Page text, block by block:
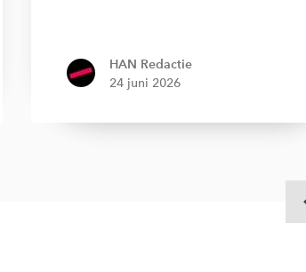
HAN Redactie
24 juni 2026